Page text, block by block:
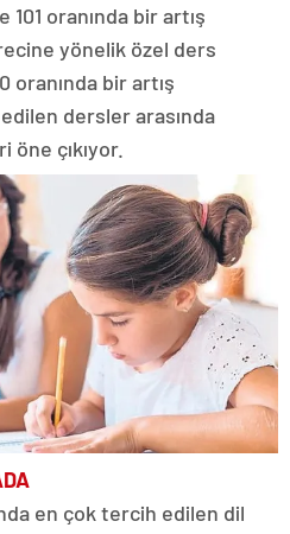
oranında bir artış
yönelik özel ders
oranında bir artış
dersler arasında
çıkıyor.
en çok tercih edilen dil